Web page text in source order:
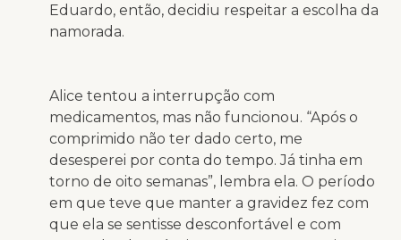
Eduardo, então, decidiu respeitar a escolha da
namorada.
Alice tentou a interrupção com
medicamentos, mas não funcionou. “Após o
comprimido não ter dado certo, me
desesperei por conta do tempo. Já tinha em
torno de oito semanas”, lembra ela. O período
em que teve que manter a gravidez fez com
que ela se sentisse desconfortável e com